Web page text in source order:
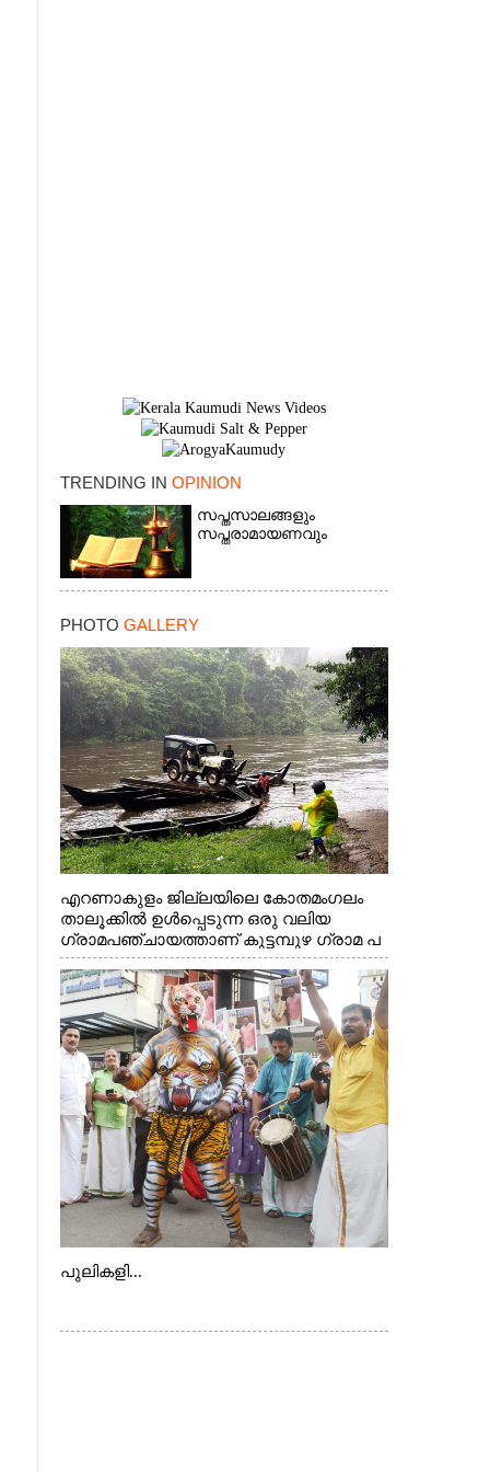
TRENDING IN OPINION
സപ്തസാലങ്ങളും
സപ്തരാമായണവും
PHOTO GALLERY
എറണാകുളം ജില്ലയിലെ കോതമംഗലം
താലൂക്കിൽ ഉൾപ്പെടുന്ന ഒരു വലിയ
ഗ്രാമപഞ്ചായത്താണ് കുട്ടമ്പുഴ ഗ്രാമ പ
ഞ്ചായത്ത്. ആദിവാസി ഊരുകളായ
വെള്ളാരംകുത്ത്, കത്തിപ്പാറ, ഉറിയംപെട്ടി,
തേക്കല്ല്, വെട്ടിക്കല്ല്, മഞ്ചപ്പാറ എന്നീ
ആറു സ്ഥലങ്ങളിലേക്കുള്ള പ്രധാന
സഞ്ചാര മാർഗമാണ് ഈ കാണുന്ന
കടത്ത് വള്ളം
പുലികളി...
×